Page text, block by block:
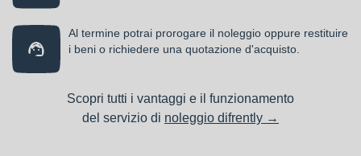
Al termine potrai prorogare il noleggio oppure restituire
i beni o richiedere una quotazione d'acquisto.
Scopri tutti i vantaggi e il funzionamento
del servizio di noleggio difrently →